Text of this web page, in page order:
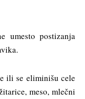
umesto postizanja
ili se eliminišu cele
meso, mlečni